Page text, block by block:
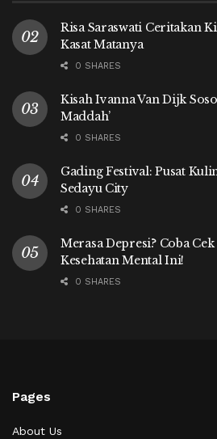
Risa Saraswati Ceritakan
Kasat Matanya
0 SHARES
Kisah Ivanna Van Dijk
Maddah’
0 SHARES
Gading Festival: Pusat
Sedayu City
0 SHARES
Merasa Depresi? Coba
Kesehatan Mental Ini!
0 SHARES
Pages
About Us